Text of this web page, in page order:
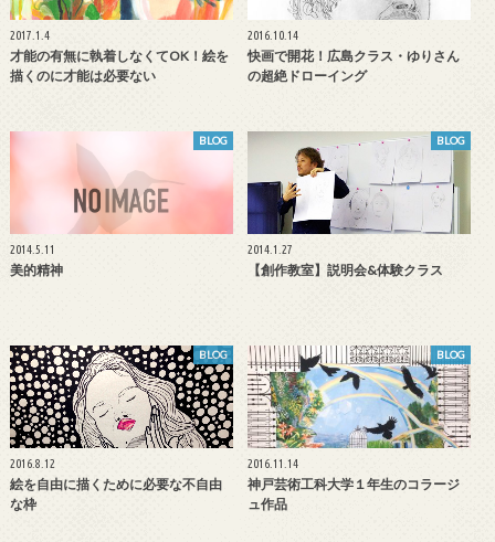
2017.1.4
才能の有無に執着しなくてOK！絵を
描くのに才能は必要ない
2016.10.14
快画で開花！広島クラス・ゆりさん
の超絶ドローイング
BLOG
2014.5.11
美的精神
BLOG
2014.1.27
【創作教室】説明会&体験クラス
BLOG
2016.8.12
絵を自由に描くために必要な不自由
な枠
BLOG
2016.11.14
神戸芸術工科大学１年生のコラージ
ュ作品